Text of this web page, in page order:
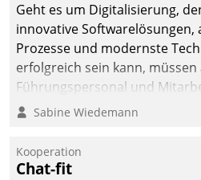
Geht es um Digitalisierung,
innovative
Prozesse und modernste
erfolgreich sein kann, müssen
Führungspersonal und
verändern und anzupassen,
Sabine Wiedemann
Kooperation
Chat-fit